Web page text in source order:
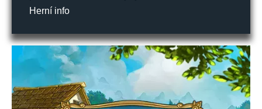
Herní info